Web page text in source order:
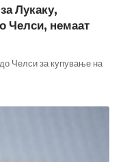
Лукаку,
Челси, немаат
Челси за купување на